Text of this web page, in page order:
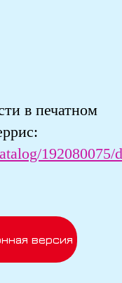
в печатном
192080075/
версия